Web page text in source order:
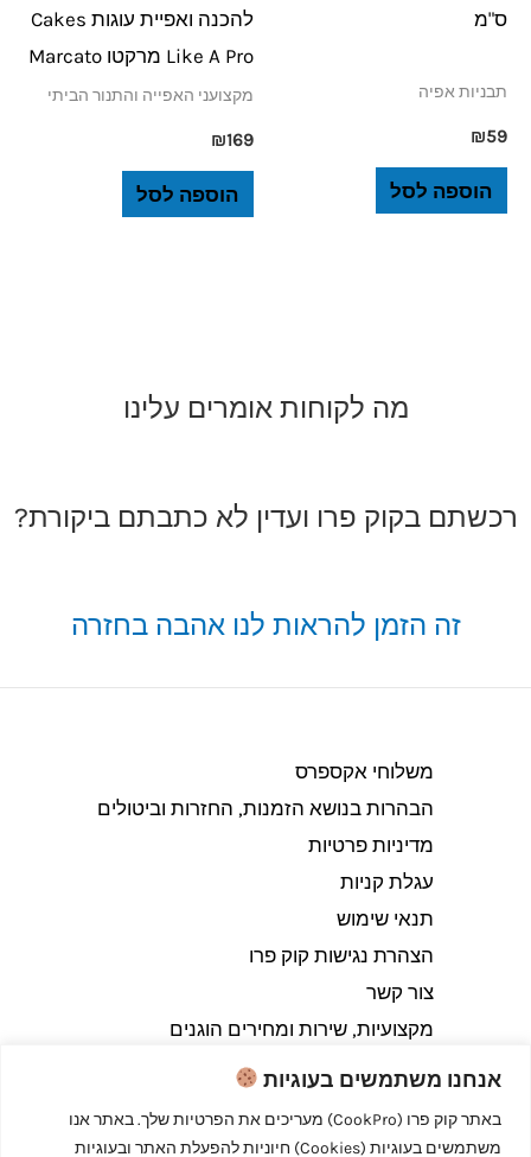
אנחנו משתמשים בעוגיות
באתר קוק פרו (CookPro) מעריכים את הפרטיות שלך. באתר אנו
משתמשים בעוגיות (Cookies) חיוניות להפעלת האתר ובעוגיות
ס"מ
תבניות אפיה
₪59
הוספה לסל
להכנה ואפיית עוגות Cakes
Like A Pro מרקטו Marcato
מקצועני האפייה והתנור הביתי
₪169
הוספה לסל
מה לקוחות אומרים עלינו
רכשתם בקוק פרו ועדין לא כתבתם ביקורת?
זה הזמן להראות לנו אהבה בחזרה
משלוחי אקספרס
הבהרות בנושא הזמנות, החזרות וביטולים​
מדיניות פרטיות
עגלת קניות
תנאי שימוש
הצהרת נגישות קוק פרו
צור קשר
מקצועיות, שירות ומחירים הוגנים